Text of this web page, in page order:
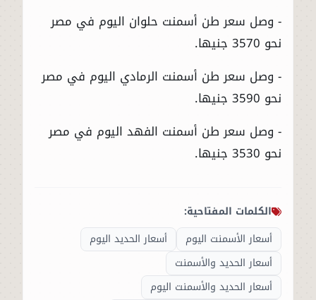
- وصل سعر طن أسمنت حلوان اليوم في مصر
نحو 3570 جنيها.
- وصل سعر طن أسمنت الرمادي اليوم في مصر
نحو 3590 جنيها.
- وصل سعر طن أسمنت الفهد اليوم في مصر
نحو 3530 جنيها.
الكلمات المفتاحية:
أسعار الأسمنت اليوم
أسعار الحديد اليوم
أسعار الحديد والأسمنت
أسعار الحديد والأسمنت اليوم